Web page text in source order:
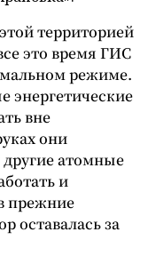
территорией
это время ГИС
режиме.
вне
они
атомные
и
прежние
оставалась за